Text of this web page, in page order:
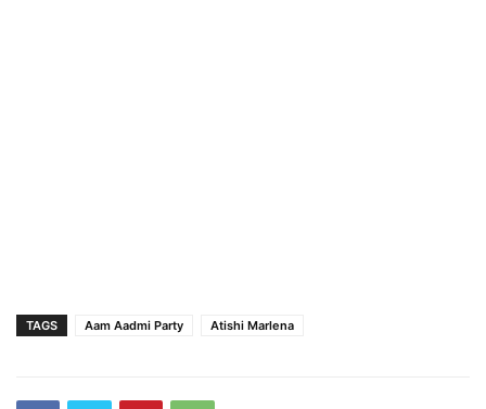
TAGS Aam Aadmi Party Atishi Marlena